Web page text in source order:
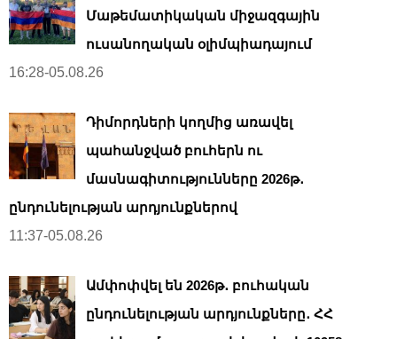
Մաթեմատիկական միջազգային
ուսանողական օլիմպիադայում
16:28-05.08.26
Դիմորդների կողմից առավել
պահանջված բուհերն ու
մասնագիտությունները 2026թ․
ընդունելության արդյունքներով
11:37-05.08.26
Ամփոփվել են 2026թ․ բուհական
ընդունելության արդյունքները․ ՀՀ